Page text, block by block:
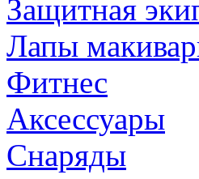
Защитная
Лапы
Фитнес
Аксессуары
Снаряды